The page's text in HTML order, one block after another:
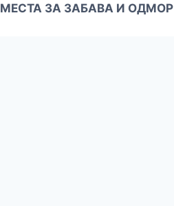
МЕСТА ЗА ЗАБАВА И ОДМОР